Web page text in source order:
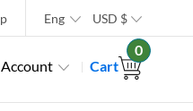
Eng USD $
Cart
0